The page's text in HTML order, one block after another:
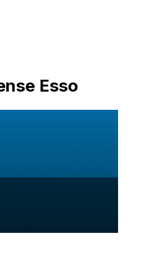
Esso